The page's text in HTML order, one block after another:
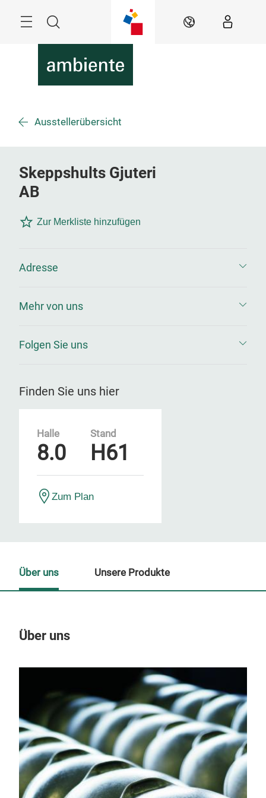
Suche DE
Ausstellerübersicht
Skeppshults Gjuteri
AB
Zur Merkliste hinzufügen
Adresse
Mehr von uns
Folgen Sie uns
Finden Sie uns hier
Halle
8.0
Stand
H61
Zum Plan
Über uns
Über uns Unsere Produkte